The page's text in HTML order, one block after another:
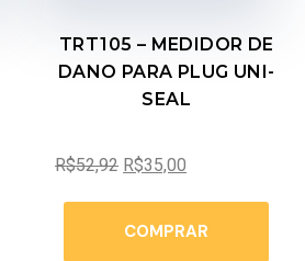
TRT105 – MEDIDOR DE
DANO PARA PLUG UNI-
SEAL
R$52,92 R$35,00
COMPRAR